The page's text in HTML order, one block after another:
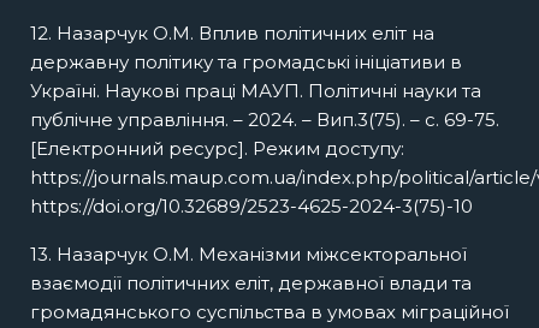
12. Назарчук О.М. Вплив політичних еліт на
державну політику та громадські ініціативи в
Україні. Наукові праці МАУП. Політичні науки та
публічне управління. – 2024. – Вип.3(75). – с. 69-75.
[Електронний ресурс]. Режим доступу:
https://journals.maup.com.ua/index.php/political/
https://doi.org/10.32689/2523-4625-2024-3(75)-10
13. Назарчук О.М. Механізми міжсекторальної
взаємодії політичних еліт, державної влади та
громадянського суспільства в умовах міграційної